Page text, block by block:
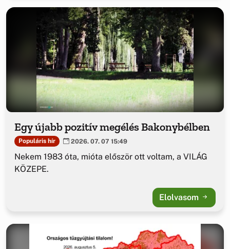
Egy újabb pozitív megélés Bakonybélben
Populáris hír 2026. 07. 07 15:49
Nekem 1983 óta, mióta először ott voltam, a VILÁG
KÖZEPE.
Elolvasom